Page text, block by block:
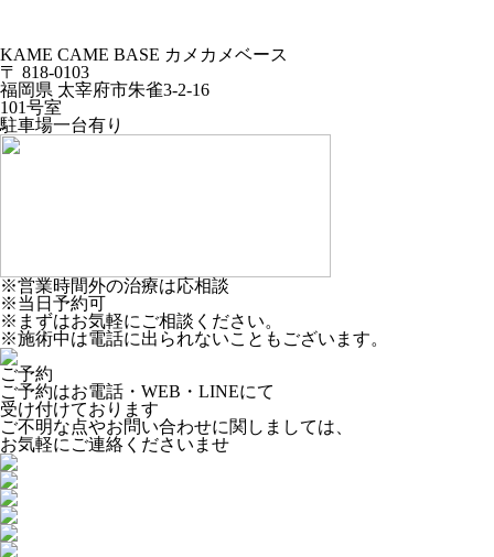
KAME CAME BASE カメカメベース
〒 818-0103
福岡県 太宰府市朱雀3-2-16
101号室
駐車場一台有り
※営業時間外の治療は応相談
※当日予約可
※まずはお気軽にご相談ください。
※施術中は電話に出られないこともございます。
ご予約
ご予約はお電話・WEB・LINEにて
受け付けております
ご不明な点やお問い合わせに関しましては、
お気軽にご連絡くださいませ